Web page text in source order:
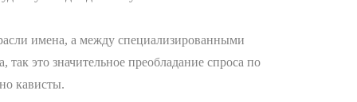
имена, а между специализированными
это значительное преобладание спроса по
кависты.